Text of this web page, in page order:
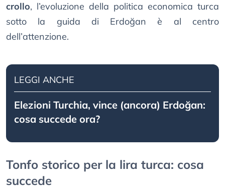
crollo, l’evoluzione della politica economica turca
sotto la guida di Erdoğan è al centro
dell’attenzione.
LEGGI ANCHE
Elezioni Turchia, vince (ancora) Erdoğan:
cosa succede ora?
Tonfo storico per la lira turca: cosa
succede